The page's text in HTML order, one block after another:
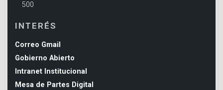
500
INTERÉS
Correo Gmail
Gobierno Abierto
Intranet Institucional
Mesa de Partes Digital